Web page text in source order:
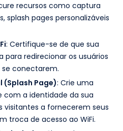
recursos como captura
splash pages personalizáveis
: Certifique-se de que sua
para redirecionar os usuários
conectarem.
(Splash Page): Crie uma
com a identidade da sua
visitantes a fornecerem seus
troca de acesso ao WiFi.